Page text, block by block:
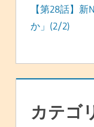
【第28話】
か」(2/2)
カテゴ